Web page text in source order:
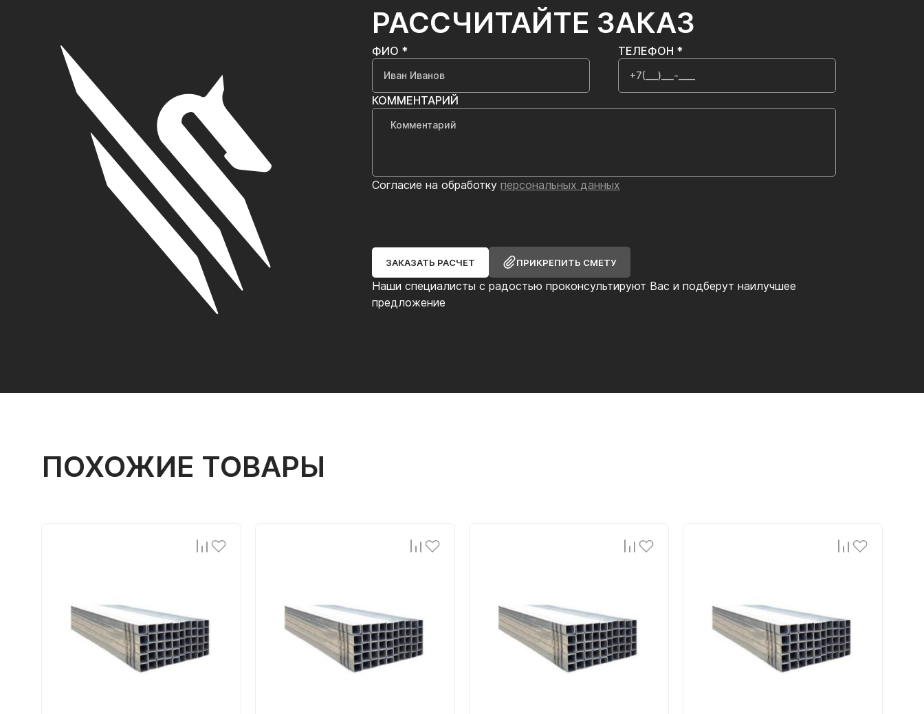
РАССЧИТАЙТЕ ЗАКАЗ
Наши специалисты с радостью проконсультируют Вас и подберут наилучшее
предложение
ФИО * ТЕЛЕФОН *
КОММЕНТАРИЙ
Согласие на обработку персональных данных
ЗАКАЗАТЬ РАСЧЕТ ПРИКРЕПИТЬ СМЕТУ
ПОХОЖИЕ ТОВАРЫ